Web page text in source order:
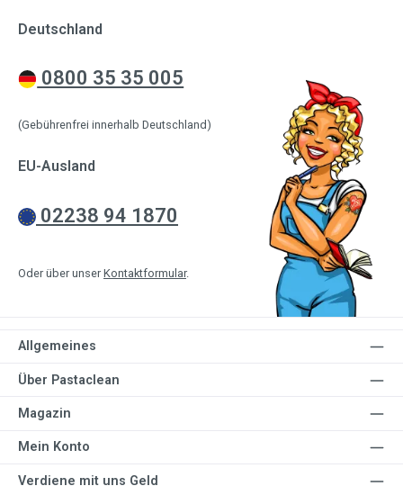
Deutschland
0800 35 35 005
(Gebührenfrei innerhalb Deutschland)
EU-Ausland
02238 94 1870
Oder über unser Kontaktformular.
Allgemeines
Über Pastaclean
Magazin
Mein Konto
Verdiene mit uns Geld